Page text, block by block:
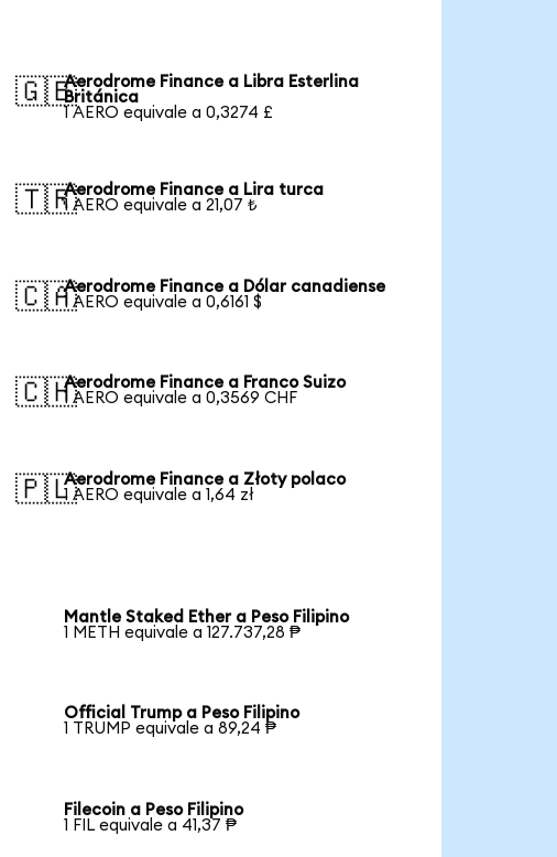
🇬🇧Aerodrome Finance a Libra Esterlina
Británica
1 AERO equivale a 0,3274 £
🇹🇷Aerodrome Finance a Lira turca
1 AERO equivale a 21,07 ₺
🇨🇦Aerodrome Finance a Dólar canadiense
1 AERO equivale a 0,6161 $
🇨🇭Aerodrome Finance a Franco Suizo
1 AERO equivale a 0,3569 CHF
🇵🇱Aerodrome Finance a Złoty polaco
1 AERO equivale a 1,64 zł
Mantle Staked Ether a Peso Filipino
1 METH equivale a 127.737,28 ₱
Official Trump a Peso Filipino
1 TRUMP equivale a 89,24 ₱
Filecoin a Peso Filipino
1 FIL equivale a 41,37 ₱